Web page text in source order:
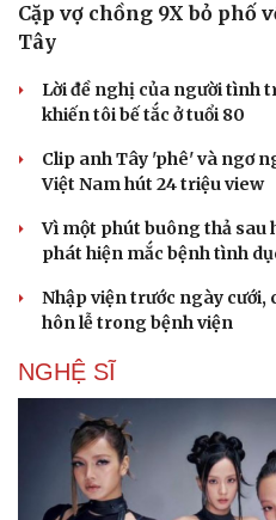
Văn hóa
Sân khấu - Điện ảnh
Văn học
Cặp vợ chồng 9X bỏ phố
Tây
Lời đề nghị của người tình
khiến tôi bế tắc ở tuổi 80
Clip anh Tây 'phê' và ngơ
Việt Nam hút 24 triệu view
Vì một phút buông thả sau
phát hiện mắc bệnh tình
Nhập viện trước ngày cưới,
hôn lễ trong bệnh viện
NGHỆ SĨ